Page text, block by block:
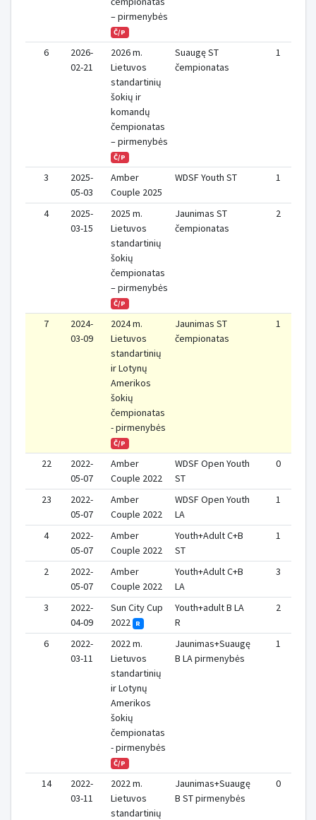
– pirmenybės
Č/P
6
2026-
02-21
2026 m.
Lietuvos
standartinių
šokių ir
komandų
čempionatas
– pirmenybės
Č/P
Suaugę ST
čempionatas
1
3
2025-
05-03
Amber
Couple 2025
WDSF Youth ST 1
4
2025-
03-15
2025 m.
Lietuvos
standartinių
šokių
čempionatas
– pirmenybės
Č/P
Jaunimas ST
čempionatas
2
7
2024-
03-09
2024 m.
Lietuvos
standartinių
ir Lotynų
Amerikos
šokių
čempionatas
- pirmenybės
Č/P
Jaunimas ST
čempionatas
1
22
2022-
05-07
Amber
Couple 2022
WDSF Open Youth
ST
0
23
2022-
05-07
Amber
Couple 2022
WDSF Open Youth
LA
1
4
2022-
05-07
Amber
Couple 2022
Youth+Adult C+B
ST
1
2
2022-
05-07
Amber
Couple 2022
Youth+Adult C+B
LA
3
3
2022-
04-09
Sun City Cup
2022 R
Youth+adult B LA
R
2
6
2022-
03-11
2022 m.
Lietuvos
standartinių
ir Lotynų
Amerikos
šokių
čempionatas
- pirmenybės
Č/P
Jaunimas+Suaugę
B LA pirmenybės
1
14
2022-
03-11
2022 m.
Lietuvos
standartinių
Jaunimas+Suaugę
B ST pirmenybės
0